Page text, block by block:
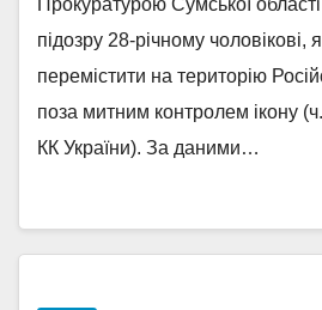
Прокуратурою Сумської
підозру 28-річному чоловікові,
перемістити на територію
поза митним контролем ікону
КК України). За даними…